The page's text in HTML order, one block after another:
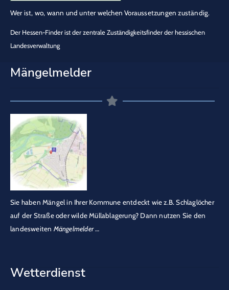
Wer ist, wo, wann und unter welchen Voraussetzungen zuständig.
Der Hessen-Finder ist der zentrale Zuständigkeitsfinder der hessischen
Landesverwaltung
Mängelmelder
Sie haben Mängel in Ihrer Kommune entdeckt wie z.B. Schlaglöcher
auf der Straße oder wilde Müllablagerung? Dann nutzen Sie den
landesweiten Mängelmelder…
Wetterdienst